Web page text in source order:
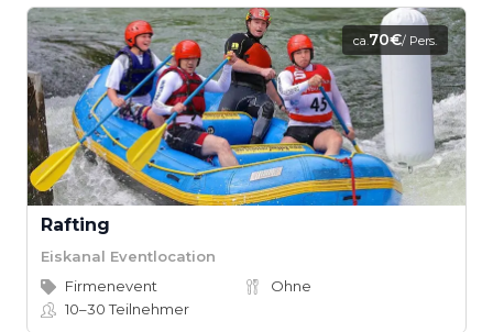
ca.70€/ Pers.
Rafting
Eiskanal Eventlocation
Firmenevent
Ohne
10–30Teilnehmer